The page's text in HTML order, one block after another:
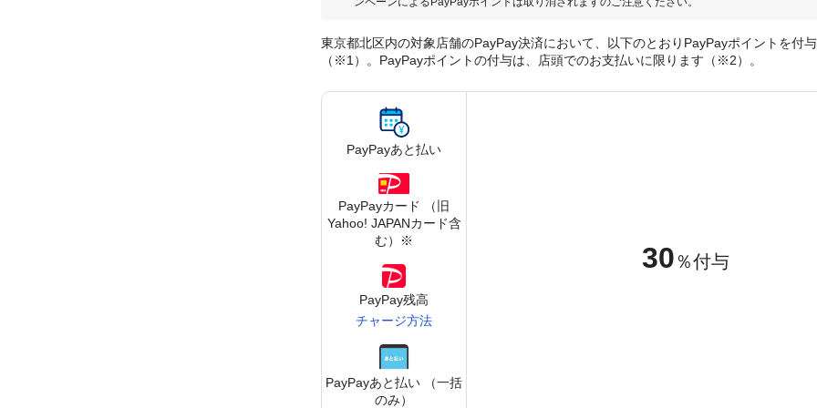
東京都北区内の対象店舗のPayPay決済において、以下のとおりPayPayポイントを付
（※1）。PayPayポイントの付与は、店頭でのお支払いに限ります（※2）。
PayPayあと払い
PayPayカード （旧
Yahoo! JAPANカード含
む）※
PayPay残高
チャージ方法
PayPayあと払い （一括
のみ）
30 ％付与